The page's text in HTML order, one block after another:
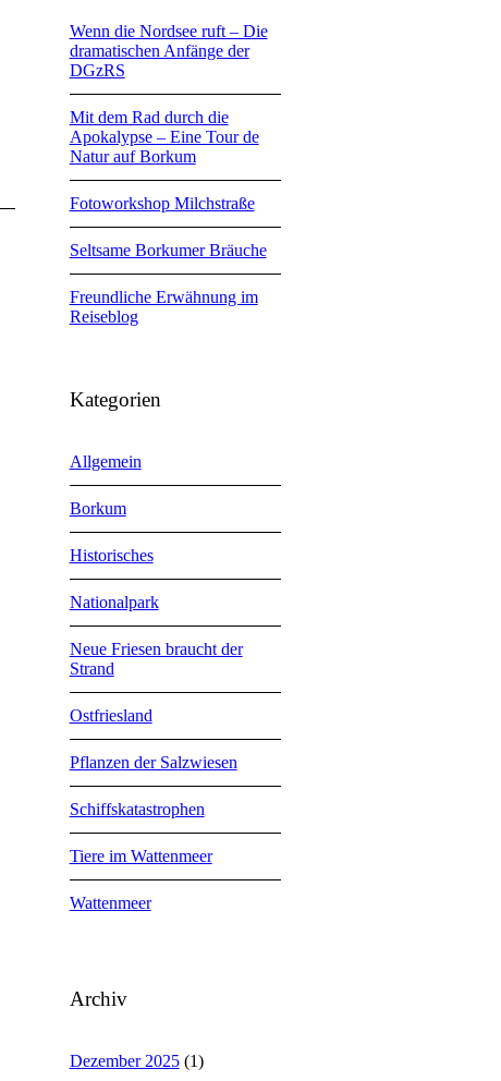
Wenn die Nordsee ruft – Die
dramatischen Anfänge der
DGzRS
Mit dem Rad durch die
Apokalypse – Eine Tour de
Natur auf Borkum
Fotoworkshop Milchstraße
Seltsame Borkumer Bräuche
Freundliche Erwähnung im
Reiseblog
Kategorien
Allgemein
Borkum
Historisches
Nationalpark
Neue Friesen braucht der
Strand
Ostfriesland
Pflanzen der Salzwiesen
Schiffskatastrophen
Tiere im Wattenmeer
Wattenmeer
Archiv
Dezember 2025(1)